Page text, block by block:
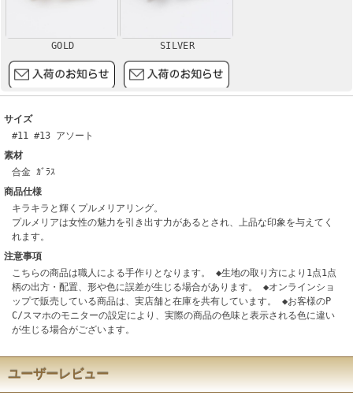
GOLD SILVER
サイズ
#11 #13 アソート
素材
合金 ｶﾞﾗｽ
商品仕様
キラキラと輝くプルメリアリング。
プルメリアは女性の魅力を引き出す力があるとされ、上品な印象を与えてく
れます。
注意事項
こちらの商品は職人による手作りとなります。 ◆生地の取り方により1点1点
柄の出方・配置、形や色に誤差が生じる場合があります。 ◆オンラインショ
ップで販売している商品は、実店舗と在庫を共有しています。 ◆お客様のP
C/スマホのモニターの設定により、実際の商品の色味と表示される色に違い
が生じる場合がございます。
ユーザーレビュー